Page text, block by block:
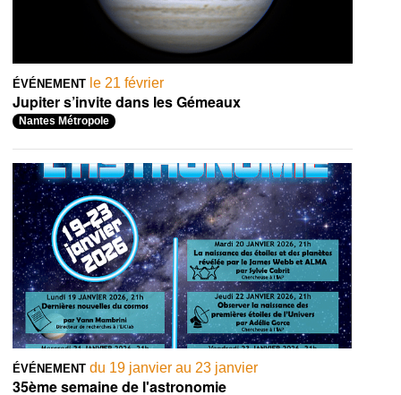
ÉVÉNEMENT le 21 février
Jupiter s’invite dans les Gémeaux
Nantes Métropole
ÉVÉNEMENT du 19 janvier au 23 janvier
35ème semaine de l'astronomie